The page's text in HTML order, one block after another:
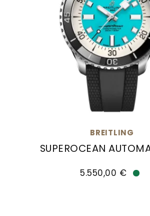
BREITLING
SUPEROCEAN
5.550,00 €